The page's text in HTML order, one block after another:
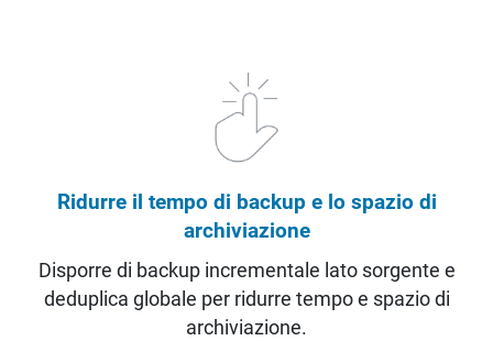
Ridurre il tempo di backup e lo spazio di
archiviazione
Disporre di backup incrementale lato sorgente e
deduplica globale per ridurre tempo e spazio di
archiviazione.